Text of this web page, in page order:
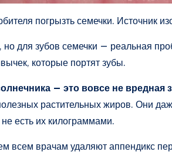
погрызть семечки.
но для зубов семечки — реальная
которые портят зубы.
— это вовсе не вредная
растительных жиров. Они
есть их килограммами.
всем врачам удаляют аппендикс